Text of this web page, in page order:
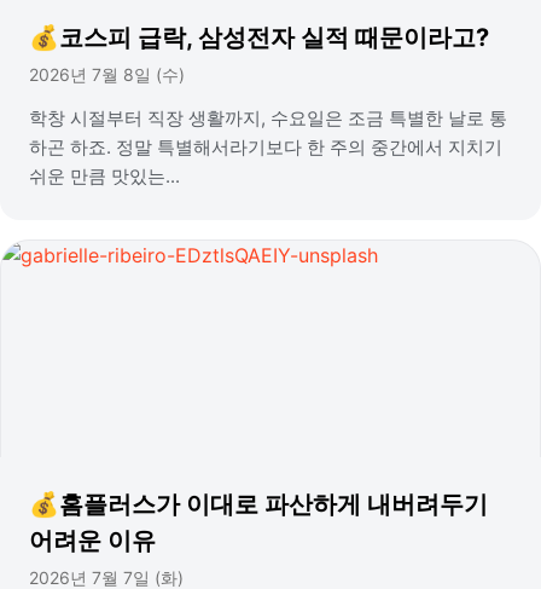
💰코스피 급락, 삼성전자 실적 때문이라고?
2026년 7월 8일 (수)
학창 시절부터 직장 생활까지, 수요일은 조금 특별한 날로 통
하곤 하죠. 정말 특별해서라기보다 한 주의 중간에서 지치기
쉬운 만큼 맛있는...
💰홈플러스가 이대로 파산하게 내버려두기
어려운 이유
2026년 7월 7일 (화)